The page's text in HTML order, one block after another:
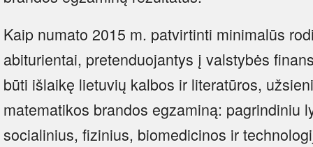
Kaip numato 2015 m. patvirtinti minimalūs
abiturientai, pretenduojantys į valstybės
būti išlaikę lietuvių kalbos ir literatūros,
matematikos brandos egzaminą: pagrindiniu
socialinius, fizinius, biomedicinos ir